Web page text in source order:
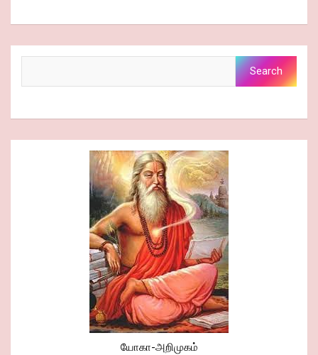
Search
யோகா-அறிமுகம்